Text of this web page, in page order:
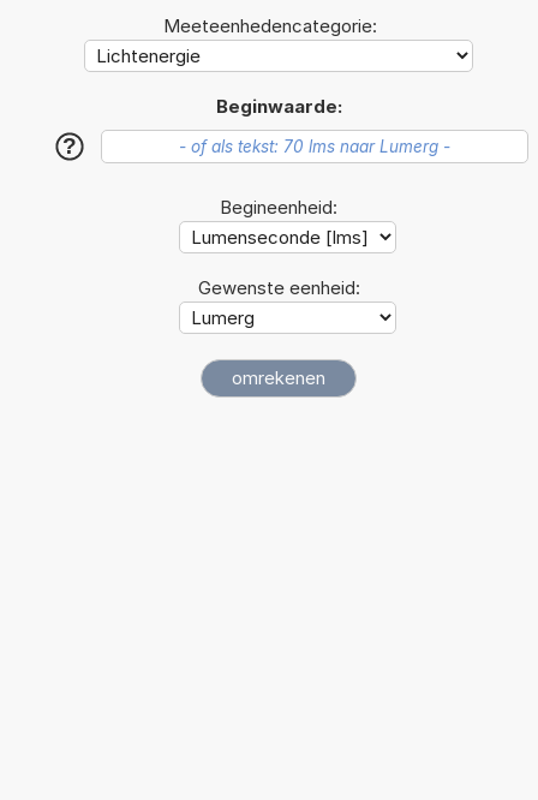
Meeteenhedencategorie:
Beginwaarde:
?
Begineenheid:
Gewenste eenheid: